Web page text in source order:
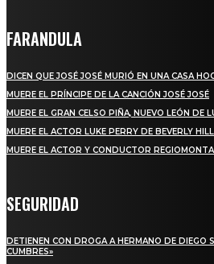
FARANDULA
DICEN QUE JOSÉ JOSÉ MURIÓ EN UNA CASA
MUERE EL PRÍNCIPE DE LA CANCIÓN JOSÉ JOSÉ
MUERE EL GRAN CELSO PIÑA, NUEVO LEÓN DE
MUERE EL ACTOR LUKE PERRY DE BEVERLY
MUERE EL ACTOR Y CONDUCTOR
SEGURIDAD
DETIENEN CON DROGA A HERMANO DE DIEGO
CUMBRES»